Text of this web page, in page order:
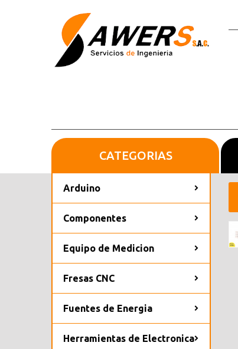
Inicio
CATEGORIAS
Arduino
Componentes
Equipo de Medicion
Fresas CNC
Fuentes de Energia
Herramientas de Electronica